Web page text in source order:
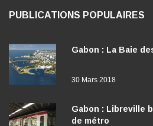
PUBLICATIONS POPULAIRES
Gabon : La Baie
30 Mars 2018
Gabon : Libreville
de métro